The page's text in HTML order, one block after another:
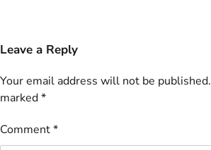
Leave a Reply
Your email address will not be published.
marked*
Comment*